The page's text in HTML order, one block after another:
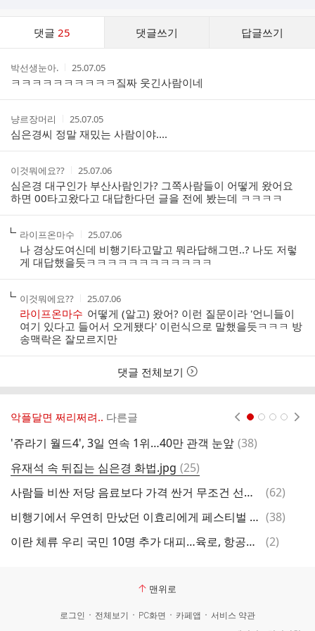
댓글25 댓글쓰기 답글쓰기
스
작
성
자
박선생눈아.
작
성
시
간
25.07.05
ㅋㅋㅋㅋㅋㅋㅋㅋㅋㅋ짘짜 웃긴사람이네
작
성
자
냥르장머리
작
성
시
간
25.07.05
심은경씨 정말 재밌는 사람이야....
작
성
자
이것뭐에요??
작
성
시
간
25.07.06
심은경 대구인가 부산사람인가? 그쪽사람들이 어떻게 왔어요
하면 00타고왔다고 대답한다던 글을 전에 봤는데 ㅋㅋㅋㅋ
작
성
자
라이프온마수
작
성
시
간
25.07.06
나 경상도여신데 비행기타고말고 뭐라답해그면..? 나도 저렇
게 대답했을듯ㅋㅋㅋㅋㅋㅋㅋㅋㅋㅋㅋㅋ
작
성
자
이것뭐에요??
작
성
시
간
25.07.06
라이프온마수 어떻게 (알고) 왔어? 이런 질문이라 '언니들이
여기 있다고 들어서 오게됐다' 이런식으로 말했을듯ㅋㅋㅋ 방
송맥락은 잘모르지만
댓글 전체보기
악플달면 쩌리쩌려.. 다른글
'쥬라기 월드4', 3일 연속 1위…40만 관객 눈앞 댓
(38)
유재석 속 뒤집는 심은경 화법.jpg 댓
글
(25)
사람들 비싼 저당 음료보다 가격 싼거 무조건 선호해…
댓
(62)
비행기에서 우연히 만났던 이효리에게 페스티벌 초대받아 다녀온 유튜버 댓
(38)
이란 체류 우리 국민 10명 추가 대피…육로, 항공편 이용
댓
(2)
맨위로
로그인 전체보기 PC화면 카페앱
서비스 약관